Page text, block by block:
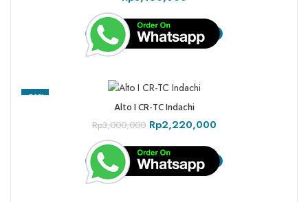
-26%
Alto I CR-TC Indachi
Rp3,000,000 Rp2,220,000